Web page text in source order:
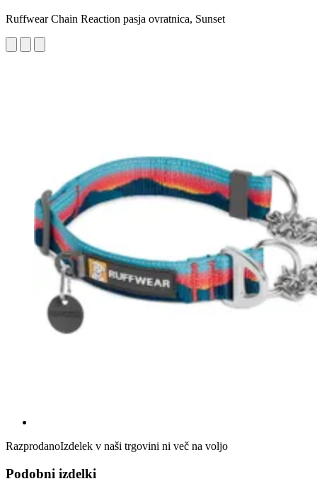
Ruffwear Chain Reaction pasja ovratnica, Sunset
RazprodanoIzdelek v naši trgovini ni več na voljo
Podobni izdelki